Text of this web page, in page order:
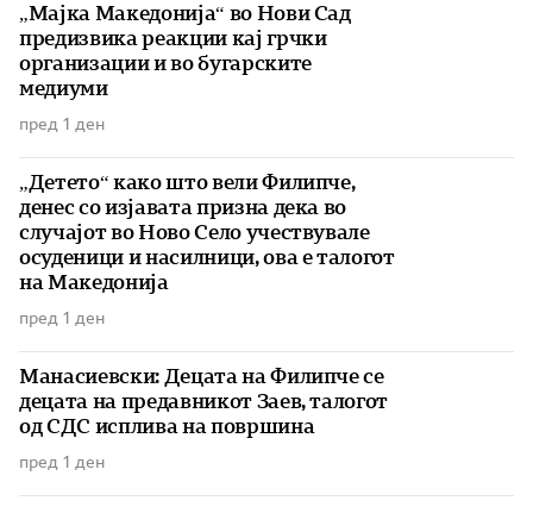
„Мајка Македонија“ во Нови Сад
предизвика реакции кај грчки
организации и во бугарските
медиуми
пред 1 ден
„Детето“ како што вели Филипче,
денес со изјавата призна дека во
случајот во Ново Село учествувале
осуденици и насилници, ова е талогот
на Македонија
пред 1 ден
Манасиевски: Децата на Филипче се
децата на предавникот Заев, талогот
од СДС исплива на површина
пред 1 ден